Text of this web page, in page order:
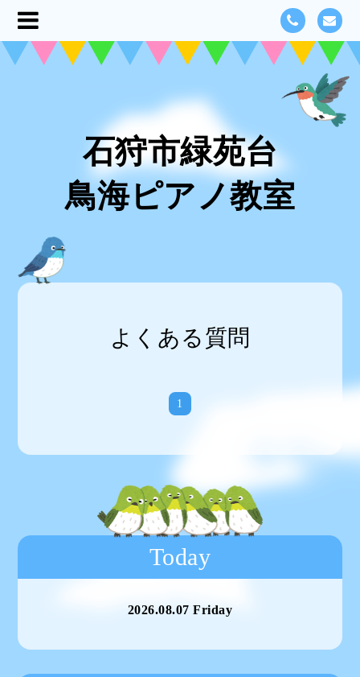
石狩市緑苑台
鳥海ピアノ教室
よくある質問
1
Today
2026.08.07 Friday